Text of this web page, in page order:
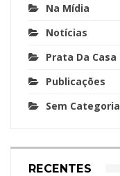
Na Mídia
Notícias
Prata Da Casa
Publicações
Sem Categoria
RECENTES